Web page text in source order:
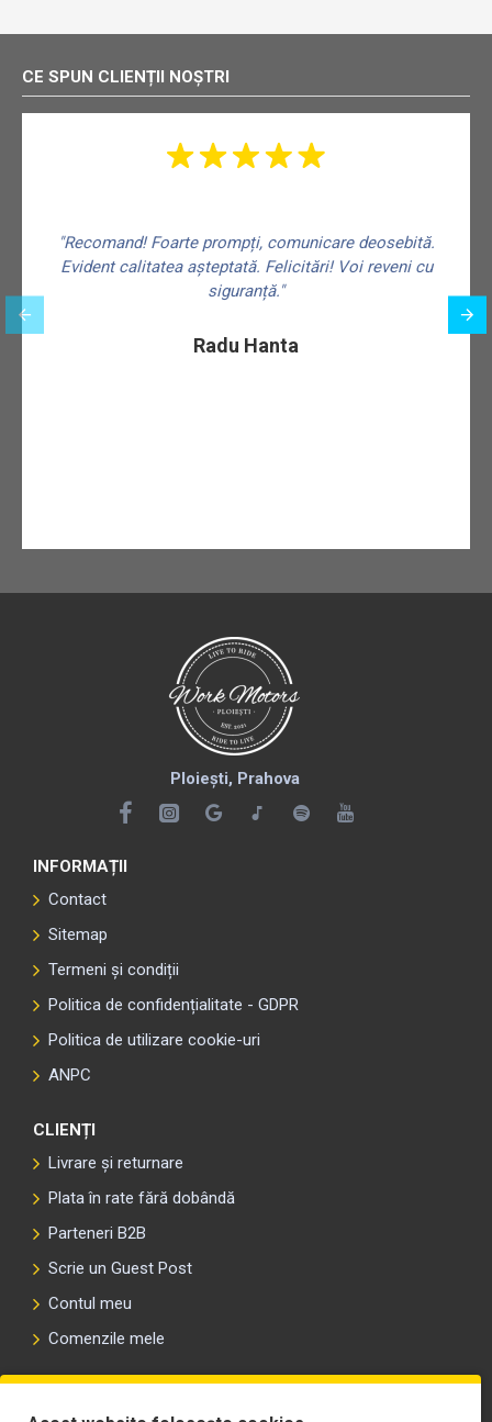
CE SPUN CLIENȚII NOȘTRI
"Recomand! Foarte prompți, comunicare deosebită.
Evident calitatea așteptată. Felicitări! Voi reveni cu
siguranță."
Radu Hanta
Ploiești, Prahova
INFORMAȚII
Contact
Sitemap
Termeni și condiții
Politica de confidențialitate - GDPR
Politica de utilizare cookie-uri
ANPC
CLIENȚI
Livrare și returnare
Plata în rate fără dobândă
Parteneri B2B
Scrie un Guest Post
Contul meu
Comenzile mele